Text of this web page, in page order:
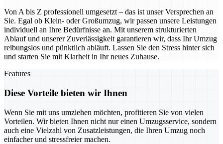
Von A bis Z professionell umgesetzt – das ist unser Versprechen an
Sie. Egal ob Klein- oder Großumzug, wir passen unsere Leistungen
individuell an Ihre Bedürfnisse an. Mit unserem strukturierten
Ablauf und unserer Zuverlässigkeit garantieren wir, dass Ihr Umzug
reibungslos und pünktlich abläuft. Lassen Sie den Stress hinter sich
und starten Sie mit Klarheit in Ihr neues Zuhause.
Features
Diese Vorteile bieten wir Ihnen
Wenn Sie mit uns umziehen möchten, profitieren Sie von vielen
Vorteilen. Wir bieten Ihnen nicht nur einen Umzugsservice, sondern
auch eine Vielzahl von Zusatzleistungen, die Ihren Umzug noch
einfacher und stressfreier machen.